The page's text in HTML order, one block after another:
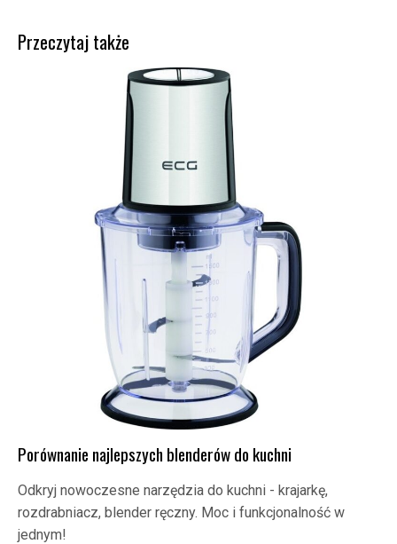
Przeczytaj także
Porównanie najlepszych blenderów do kuchni
Odkryj nowoczesne narzędzia do kuchni - krajarkę,
rozdrabniacz, blender ręczny. Moc i funkcjonalność w
jednym!